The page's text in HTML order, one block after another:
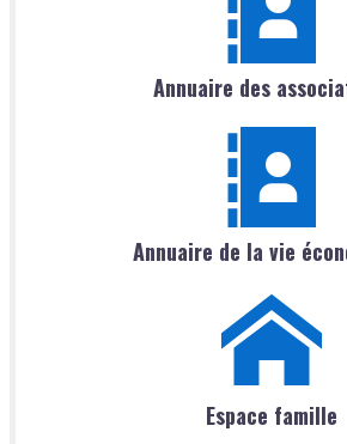
Annuaire des
Annuaire de la vie
Espace famille